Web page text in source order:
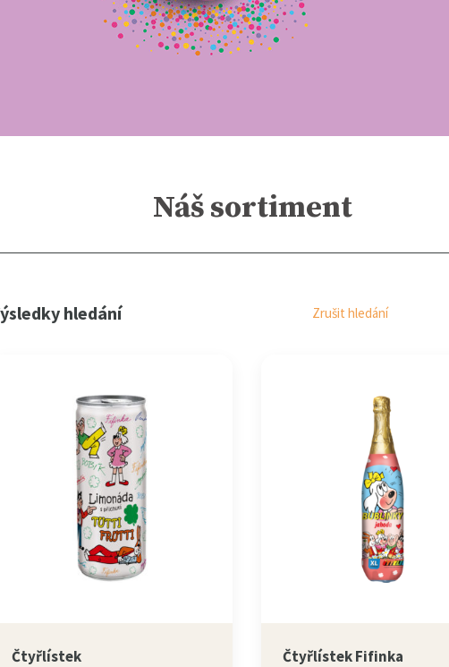
Náš sortiment
hledání Zrušit hledání
Čtyřlístek Čtyřlístek Fifinka